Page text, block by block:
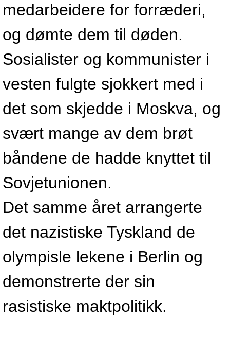
medarbeidere for forræderi,
og dømte dem til døden.
Sosialister og kommunister i
vesten fulgte sjokkert med i
det som skjedde i Moskva, og
svært mange av dem brøt
båndene de hadde knyttet til
Sovjetunionen.
Det samme året arrangerte
det nazistiske Tyskland de
olympisle lekene i Berlin og
demonstrerte der sin
rasistiske maktpolitikk.